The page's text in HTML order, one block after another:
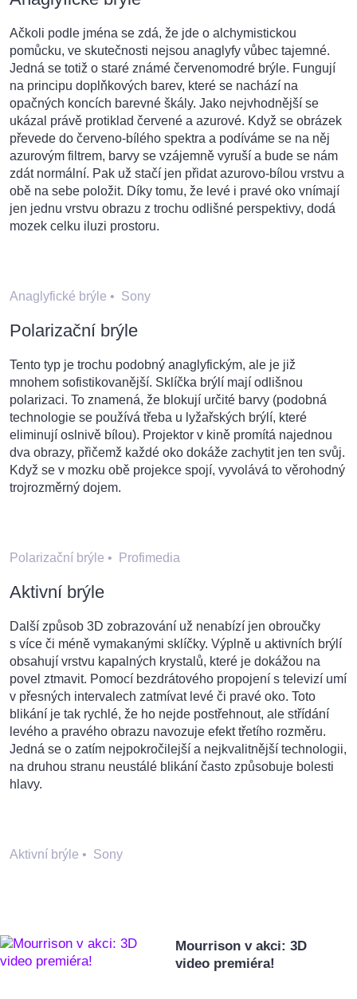
Ačkoli podle jména se zdá, že jde o alchymistickou
pomůcku, ve skutečnosti nejsou anaglyfy vůbec tajemné.
Jedná se totiž o staré známé červenomodré brýle. Fungují
na principu doplňkových barev, které se nachází na
opačných koncích barevné škály. Jako nejvhodnější se
ukázal právě protiklad červené a azurové. Když se obrázek
převede do červeno-bílého spektra a podíváme se na něj
azurovým filtrem, barvy se vzájemně vyruší a bude se nám
zdát normální. Pak už stačí jen přidat azurovo-bílou vrstvu a
obě na sebe položit. Díky tomu, že levé i pravé oko vnímají
jen jednu vrstvu obrazu z trochu odlišné perspektivy, dodá
mozek celku iluzi prostoru.
Anaglyfické brýle • Sony
Polarizační brýle
Tento typ je trochu podobný anaglyfickým, ale je již
mnohem sofistikovanější. Sklíčka brýlí mají odlišnou
polarizaci. To znamená, že blokují určité barvy (podobná
technologie se používá třeba u lyžařských brýlí, které
eliminují oslnivě bílou). Projektor v kině promítá najednou
dva obrazy, přičemž každé oko dokáže zachytit jen ten svůj.
Když se v mozku obě projekce spojí, vyvolává to věrohodný
trojrozměrný dojem.
Polarizační brýle • Profimedia
Aktivní brýle
Další způsob 3D zobrazování už nenabízí jen obroučky
s více či méně vymakanými sklíčky. Výplně u aktivních brýlí
obsahují vrstvu kapalných krystalů, které je dokážou na
povel ztmavit. Pomocí bezdrátového propojení s televizí umí
v přesných intervalech zatmívat levé či pravé oko. Toto
blikání je tak rychlé, že ho nejde postřehnout, ale střídání
levého a pravého obrazu navozuje efekt třetího rozměru.
Jedná se o zatím nejpokročilejší a nejkvalitnější technologii,
na druhou stranu neustálé blikání často způsobuje bolesti
hlavy.
Aktivní brýle • Sony
Mourrison v akci: 3D
video premiéra!